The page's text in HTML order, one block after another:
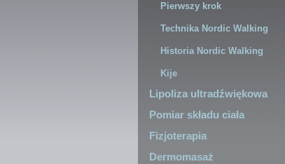
Pierwszy krok
Technika Nordic Walking
Historia Nordic Walking
Kije
Lipoliza ultradźwiękowa
Pomiar składu ciała
Fizjoterapia
Dermomasaż